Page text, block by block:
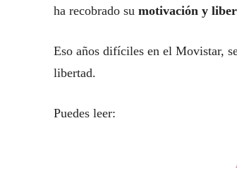
ha recobrado su motivación y
Eso años difíciles en el Movistar,
libertad.
Puedes leer: